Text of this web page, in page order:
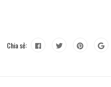
Chia sẻ: